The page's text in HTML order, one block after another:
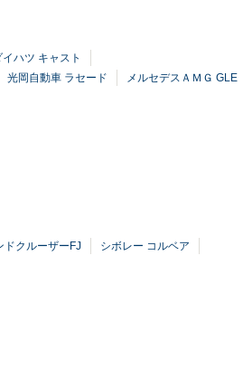
イハツ キャスト
光岡自動車 ラセード
メルセデスＡＭＧ GLE
ドクルーザーFJ
シボレー コルベア